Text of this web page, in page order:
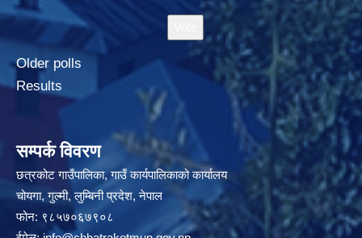
Older polls
Results
सम्पर्क विवरण
छत्रकोट गाउँपालिका, गाउँ कार्यपालिकाको कार्यालय
चोयगा, गुल्मी, लुम्बिनी प्रदेश, नेपाल
फोन: ९८५७०६७९०८